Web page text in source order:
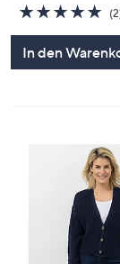
von
In den